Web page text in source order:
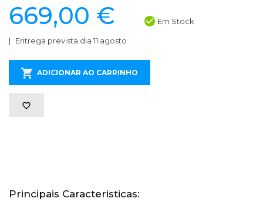
669,00 € Em Stock
Entrega prevista dia 11 agosto
ADICIONAR AO CARRINHO
Principais Caracteristicas: